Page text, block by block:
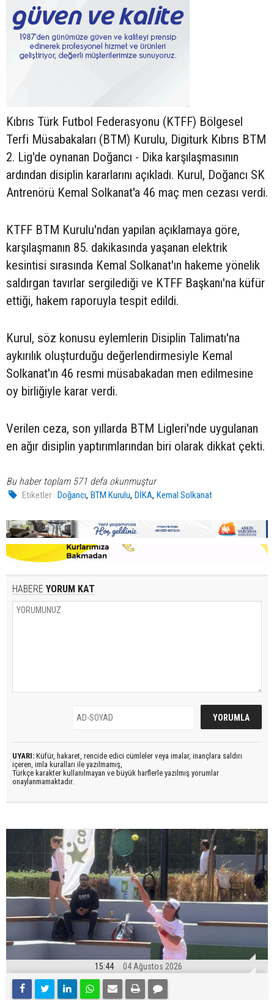
Kıbrıs Türk Futbol Federasyonu (KTFF) Bölgesel
Terfi Müsabakaları (BTM) Kurulu, Digiturk Kıbrıs BTM
2. Lig'de oynanan Doğancı - Dika karşılaşmasının
ardından disiplin kararlarını açıkladı. Kurul, Doğancı SK
Antrenörü Kemal Solkanat'a 46 maç men cezası verdi.
KTFF BTM Kurulu'ndan yapılan açıklamaya göre,
karşılaşmanın 85. dakikasında yaşanan elektrik
kesintisi sırasında Kemal Solkanat'ın hakeme yönelik
saldırgan tavırlar sergilediği ve KTFF Başkanı'na küfür
ettiği, hakem raporuyla tespit edildi.
Kurul, söz konusu eylemlerin Disiplin Talimatı'na
aykırılık oluşturduğu değerlendirmesiyle Kemal
Solkanat'ın 46 resmi müsabakadan men edilmesine
oy birliğiyle karar verdi.
Verilen ceza, son yıllarda BTM Ligleri'nde uygulanan
en ağır disiplin yaptırımlarından biri olarak dikkat çekti.
Bu haber toplam 571 defa okunmuştur
Etiketler : Doğancı,BTM Kurulu,DİKA,Kemal Solkanat
HABERE YORUM KAT
UYARI: Küfür, hakaret, rencide edici cümleler veya imalar, inançlara saldırı
içeren, imla kuralları ile yazılmamış,
Türkçe karakter kullanılmayan ve büyük harflerle yazılmış yorumlar
onaylanmamaktadır.
15:44 04 Ağustos 2026